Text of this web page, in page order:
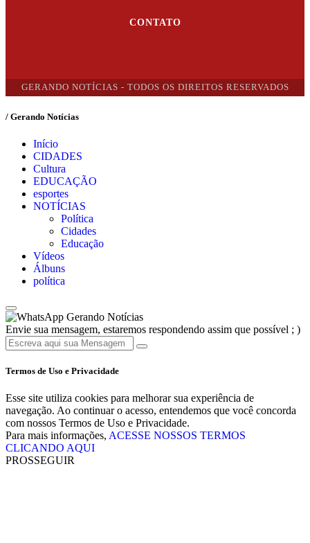
CONTATO
GERANDO NOTÍCIAS - TODOS OS DIREITOS RESERVADOS
/ Gerando Notícias
Início
CIDADES
Cultura
EDUCAÇÃO
esportes
NOTÍCIAS
Política
Cidades
Educação
Vídeos
Álbuns
política
Gerando Notícias
Envie sua mensagem, estaremos respondendo assim que possível ; )
Termos de Uso e Privacidade
Esse site utiliza cookies para melhorar sua experiência de
navegação. Ao continuar o acesso, entendemos que você concorda
com nossos Termos de Uso e Privacidade.
Para mais informações, ACESSE NOSSOS TERMOS
CLICANDO AQUI
PROSSEGUIR